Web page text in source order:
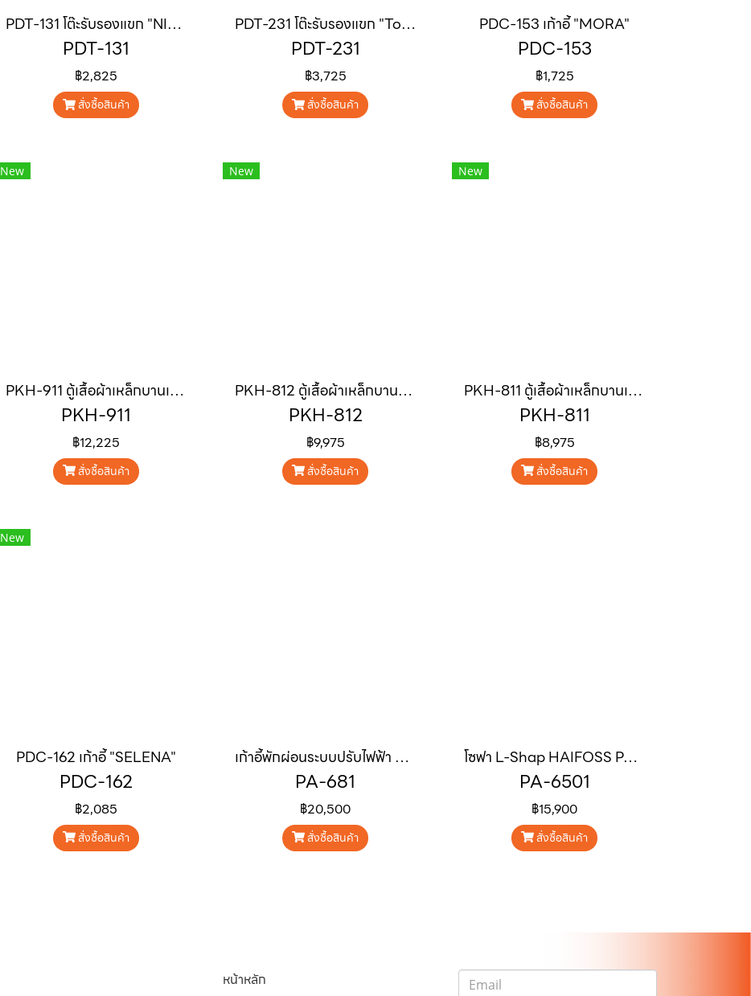
PDT-131 โต๊ะรับรองแขก "NILO"
PDT-131
฿2,825
สั่งซื้อสินค้า
PDT-231 โต๊ะรับรองแขก "Torin"
PDT-231
฿3,725
สั่งซื้อสินค้า
PDC-153 เก้าอี้ "MORA"
PDC-153
฿1,725
สั่งซื้อสินค้า
New
PKH-911 ตู้เสื้อผ้าเหล็กบานเลื่อน พร้อมกระจก ขนาด 120 cm
PKH-911
฿12,225
สั่งซื้อสินค้า
New
PKH-812 ตู้เสื้อผ้าเหล็กบานเปิด พร้อมลิ้นชัก ขนาด 80 cm
PKH-812
฿9,975
สั่งซื้อสินค้า
New
PKH-811 ตู้เสื้อผ้าเหล็กบานเปิด ขนาด 80 cm
PKH-811
฿8,975
สั่งซื้อสินค้า
New
PDC-162 เก้าอี้ "SELENA"
PDC-162
฿2,085
สั่งซื้อสินค้า
เก้าอี้พักผ่อนระบบปรับไฟฟ้า KOA PA-681
PA-681
฿20,500
สั่งซื้อสินค้า
โซฟา L-Shap HAIFOSS PA-6501
PA-6501
฿15,900
สั่งซื้อสินค้า
หน้าหลัก